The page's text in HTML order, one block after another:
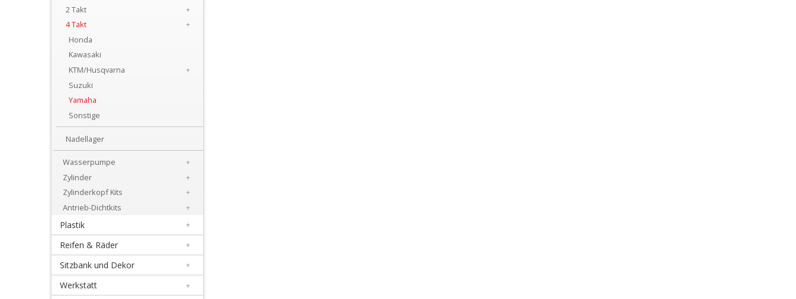
Dichtsätze
Getrieblager
Kupplungsteile
Kurbelwellenteile
Lectron
Vergaser
2 Takt
+
4 Takt
+
Honda
Kawasaki
KTM/Husqvarna
+
Suzuki
Yamaha
Sonstige
Nadellager
Wasserpumpe
+
Zylinder
+
Zylinderkopf Kits
+
Antrieb-Dichtkits
+
Plastik +
Reifen & Räder +
Sitzbank und Dekor +
Werkstatt +